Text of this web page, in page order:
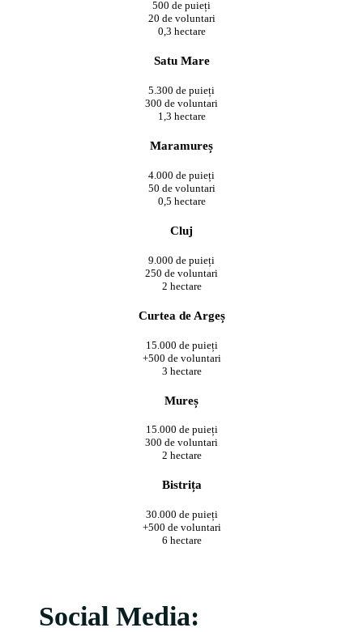
500 de puieți
20 de voluntari
0,3 hectare
Satu Mare
5.300 de puieți
300 de voluntari
1,3 hectare
Maramureș
4.000 de puieți
50 de voluntari
0,5 hectare
Cluj
9.000 de puieți
250 de voluntari
2 hectare
Curtea de Argeș
15.000 de puieți
+500 de voluntari
3 hectare
Mureș
15.000 de puieți
300 de voluntari
2 hectare
Bistrița
30.000 de puieți
+500 de voluntari
6 hectare
Social Media: